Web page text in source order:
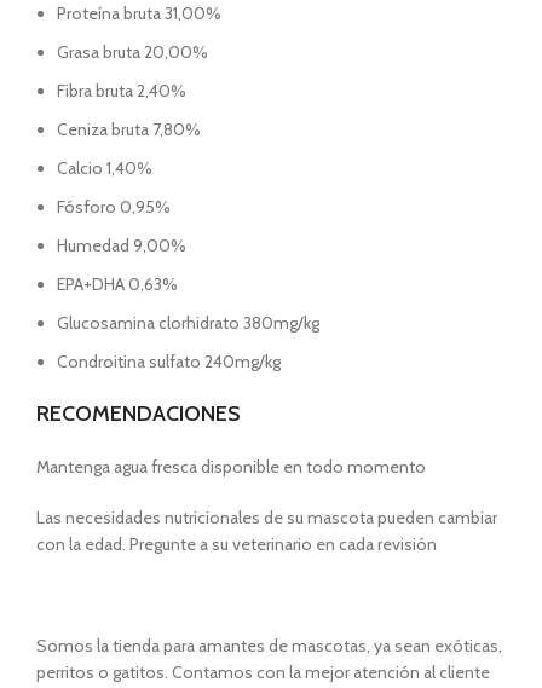
Proteína bruta 31,00%
Grasa bruta 20,00%
Fibra bruta 2,40%
Ceniza bruta 7,80%
Calcio 1,40%
Fósforo 0,95%
Humedad 9,00%
EPA+DHA 0,63%
Glucosamina clorhidrato 380mg/kg
Condroitina sulfato 240mg/kg
RECOMENDACIONES
Mantenga agua fresca disponible en todo momento
Las necesidades nutricionales de su mascota pueden cambiar
con la edad. Pregunte a su veterinario en cada revisión
Somos la tienda para amantes de mascotas, ya sean exóticas,
perritos o gatitos. Contamos con la mejor atención al cliente